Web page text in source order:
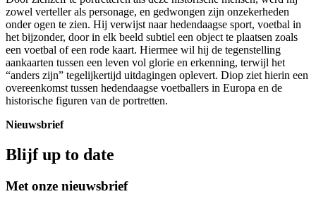
zowel verteller als personage, en gedwongen zijn onzekerheden
onder ogen te zien. Hij verwijst naar hedendaagse sport, voetbal in
het bijzonder, door in elk beeld subtiel een object te plaatsen zoals
een voetbal of een rode kaart. Hiermee wil hij de tegenstelling
aankaarten tussen een leven vol glorie en erkenning, terwijl het
“anders zijn” tegelijkertijd uitdagingen oplevert. Diop ziet hierin een
overeenkomst tussen hedendaagse voetballers in Europa en de
historische figuren van de portretten.
Nieuwsbrief
Blijf up to date
Met onze nieuwsbrief